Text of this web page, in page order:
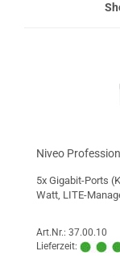
Niveo
5x Gigabit-Ports
Watt, LITE-
Art.Nr.: 37.00.10
Lieferzeit: